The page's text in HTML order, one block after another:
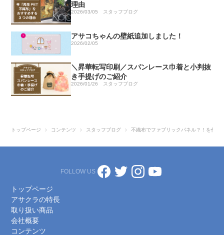
理由
2026/03/05 スタッフブログ
アサコちゃんの壁紙追加しました！
2026/02/05
＼昇華転写印刷／スパンレース巾着と小判抜
き手提げのご紹介
2026/01/26 スタッフブログ
トップページ コンテンツ スタッフブログ 不織布でファブリックパネル？！を作っ
FOLLOW US
トップページ
アサクラの特長
取り扱い商品
会社概要
コンテンツ